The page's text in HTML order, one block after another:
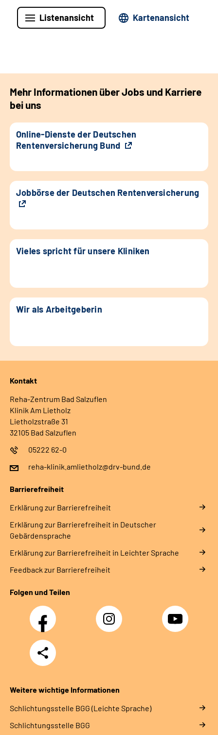
Listenansicht Kartenansicht
Mehr Informationen über Jobs und Karriere
bei uns
Online-Dienste der Deutschen
Rentenversicherung Bund
Jobbörse der Deutschen Rentenversicherung
Vieles spricht für unsere Kliniken
Wir als Arbeitgeberin
Kontakt
Reha-Zentrum Bad Salzuflen
Klinik Am Lietholz
Lietholzstraße 31
32105 Bad Salzuflen
05222 62-0
reha-klinik.amlietholz@drv-bund.de
Barrierefreiheit
Erklärung zur Barrierefreiheit
Erklärung zur Barrierefreiheit in Deutscher
Gebärdensprache
Erklärung zur Barrierefreiheit in Leichter Sprache
Feedback zur Barrierefreiheit
Folgen und Teilen
Facebook Instagram YouTube
Teilen
Weitere wichtige Informationen
Schlich­tungs­stel­le BGG (Leichte Sprache)
Schlich­tungs­stel­le BGG